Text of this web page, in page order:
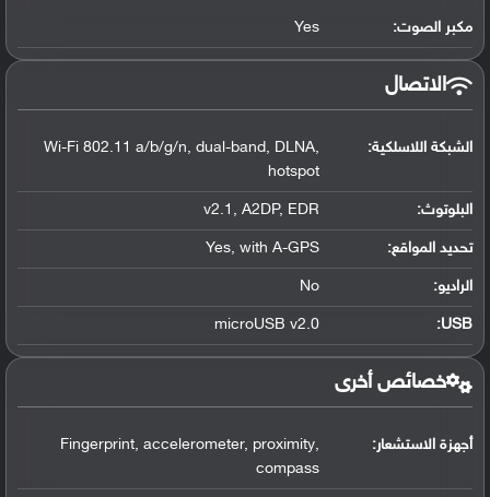
مكبر الصوت: Yes
الاتصال
الشبكة اللاسلكية:
Wi-Fi 802.11 a/b/g/n, dual-band, DLNA,
hotspot
البلوتوث:
v2.1, A2DP, EDR
تحديد المواقع:
Yes, with A-GPS
الراديو: No
USB
:
microUSB v2.0
خصائص أخرى
أجهزة الاستشعار:
Fingerprint, accelerometer, proximity,
compass